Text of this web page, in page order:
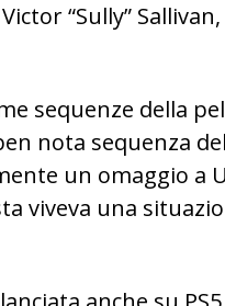
“Sully”
sequenze della
nota sequenza
un omaggio a
viveva una